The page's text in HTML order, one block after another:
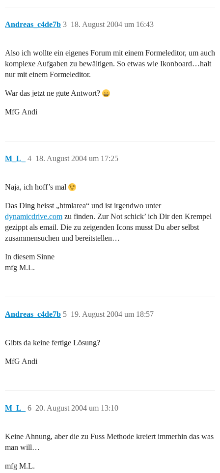
Andreas_c4de7b 18. August 2004 um 16:43
3
Also ich wollte ein eigenes Forum mit einem Formeleditor, um auch
komplexe Aufgaben zu bewältigen. So etwas wie Ikonboard…halt
nur mit einem Formeleditor.
War das jetzt ne gute Antwort?
MfG Andi
M_L_ 18. August 2004 um 17:25
4
Naja, ich hoff’s mal
Das Ding heisst „htmlarea“ und ist irgendwo unter
dynamicdrive.com zu finden. Zur Not schick’ ich Dir den Krempel
gezippt als email. Die zu zeigenden Icons musst Du aber selbst
zusammensuchen und bereitstellen…
In diesem Sinne
mfg M.L.
Andreas_c4de7b 19. August 2004 um 18:57
5
Gibts da keine fertige Lösung?
MfG Andi
M_L_ 20. August 2004 um 13:10
6
Keine Ahnung, aber die zu Fuss Methode kreiert immerhin das was
man will…
mfg M.L.